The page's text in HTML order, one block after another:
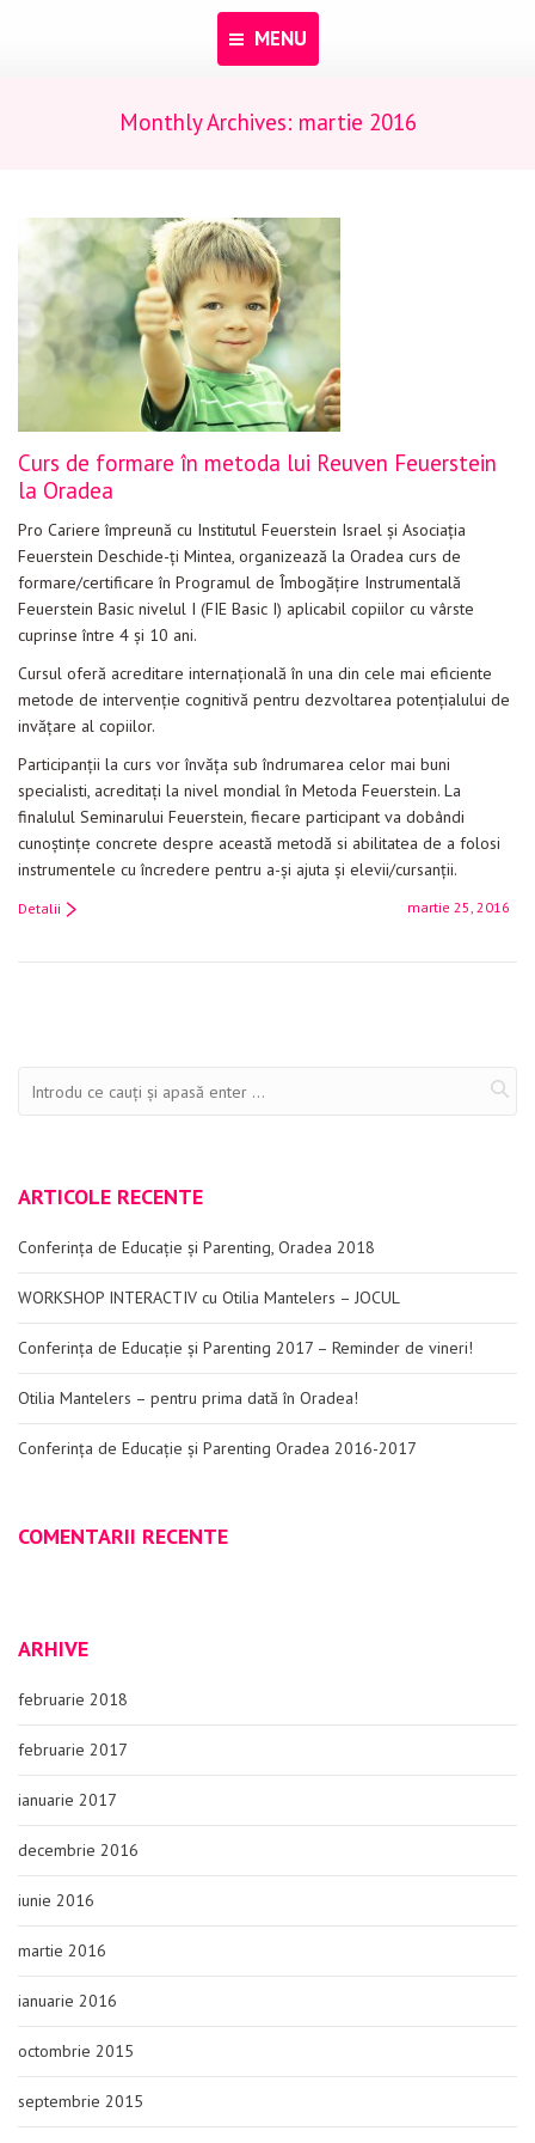
MENU
Acasă
Programe
Pentru dascăli
Evenimente
Materiale educaționale
Blog
Anunțuri
Monthly Archives: martie 2016
Curs de formare în metoda lui Reuven Feuerstein
la Oradea
Pro Cariere împreună cu Institutul Feuerstein Israel și Asociația
Feuerstein Deschide-ți Mintea, organizează la Oradea curs de
formare/certificare în Programul de Îmbogățire Instrumentală
Feuerstein Basic nivelul I (FIE Basic I) aplicabil copiilor cu vârste
cuprinse între 4 și 10 ani.
Cursul oferă acreditare internațională în una din cele mai eficiente
metode de intervenție cognitivă pentru dezvoltarea potenţialului de
invățare al copiilor.
Participanţii la curs vor învăţa sub îndrumarea celor mai buni
specialisti, acreditaţi la nivel mondial în Metoda Feuerstein. La
finalulul Seminarului Feuerstein, fiecare participant va dobândi
cunoştinţe concrete despre această metodă si abilitatea de a folosi
instrumentele cu încredere pentru a-şi ajuta şi elevii/cursanții.
martie 25, 2016
Detalii
ARTICOLE RECENTE
Conferința de Educație și Parenting, Oradea 2018
WORKSHOP INTERACTIV cu Otilia Mantelers – JOCUL
Conferința de Educație și Parenting 2017 – Reminder de vineri!
Otilia Mantelers – pentru prima dată în Oradea!
Conferința de Educație și Parenting Oradea 2016-2017
COMENTARII RECENTE
ARHIVE
februarie 2018
februarie 2017
ianuarie 2017
decembrie 2016
iunie 2016
martie 2016
ianuarie 2016
octombrie 2015
septembrie 2015